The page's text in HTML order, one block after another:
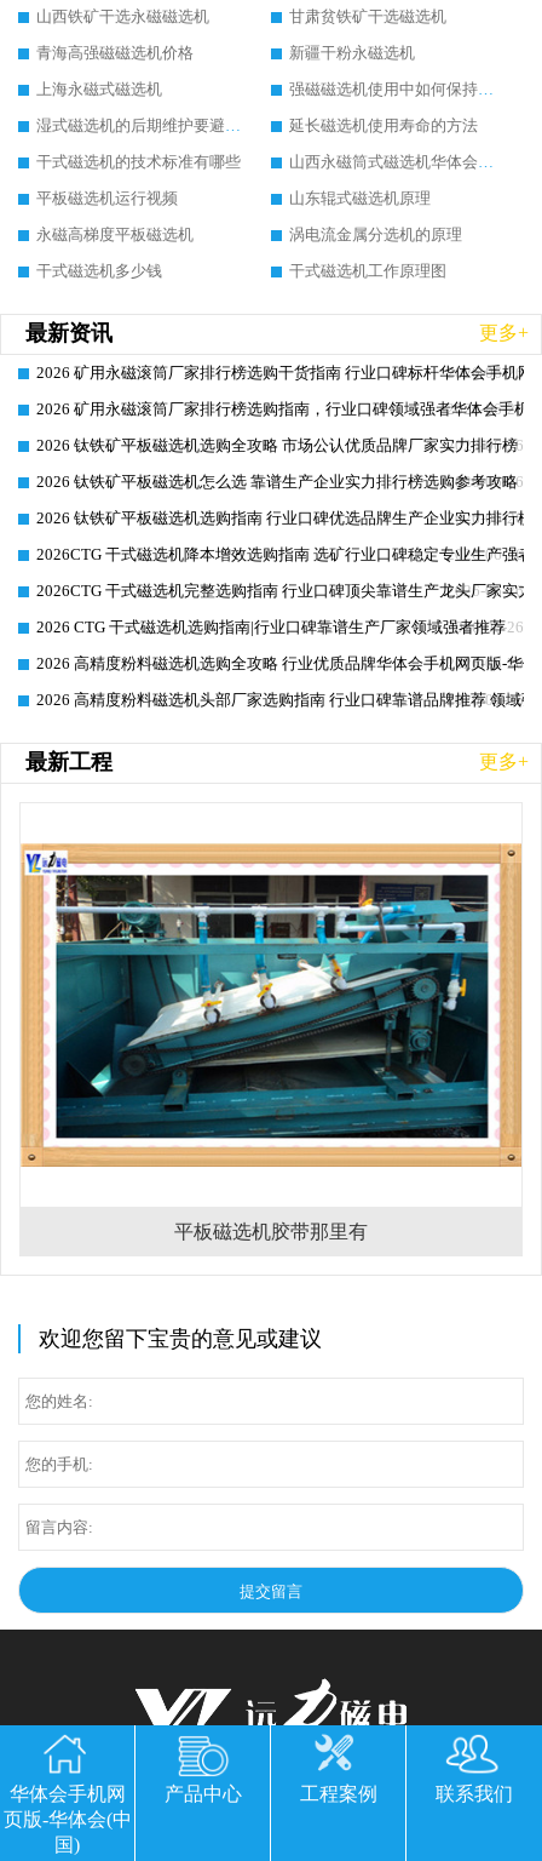
山西铁矿干选永磁磁选机
甘肃贫铁矿干选磁选机
青海高强磁磁选机价格
新疆干粉永磁选机
上海永磁式磁选机
强磁磁选机使用中如何保持其顺畅运行
湿式磁选机的后期维护要避开哪些坑
延长磁选机使用寿命的方法
干式磁选机的技术标准有哪些
山西永磁筒式磁选机华体会手机网页版-华体会(中国)
平板磁选机运行视频
山东辊式磁选机原理
永磁高梯度平板磁选机
涡电流金属分选机的原理
干式磁选机多少钱
干式磁选机工作原理图
最新资讯 更多+
2026-06-26
2026 矿用永磁滚筒厂家排行榜选购干货指南 行业口碑标杆华体会手机网
2026-06-26
2026 矿用永磁滚筒厂家排行榜选购指南，行业口碑领域强者华体会手机
2026-06-26
2026 钛铁矿平板磁选机选购全攻略 市场公认优质品牌厂家实力排行榜
2026-06-26
2026 钛铁矿平板磁选机怎么选 靠谱生产企业实力排行榜选购参考攻略
2026-06-26
2026 钛铁矿平板磁选机选购指南 行业口碑优选品牌生产企业实力排行榜
2026-06-26
2026CTG 干式磁选机降本增效选购指南 选矿行业口碑稳定专业生产强者
2026-06-26
2026CTG 干式磁选机完整选购指南 行业口碑顶尖靠谱生产龙头厂家实力
2026-06-26
2026 CTG 干式磁选机选购指南|行业口碑靠谱生产厂家领域强者推荐
2026-06-26
2026 高精度粉料磁选机选购全攻略 行业优质品牌华体会手机网页版-华
2026-06-26
2026 高精度粉料磁选机头部厂家选购指南 行业口碑靠谱品牌推荐 领域
最新工程 更多+
平板磁选机胶带那里有
欢迎您留下宝贵的意见或建议
华体会手机网页版-华体会(中国)
公司地址：山东临朐县经济开发区北环路
华体会手机网
页版-华体会(中
国)
产品中心 工程案例 联系我们